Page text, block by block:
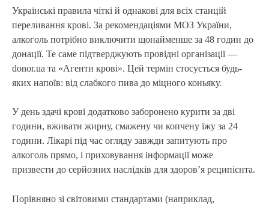
Українські правила чіткі й однакові для всіх станцій
переливання крові. За рекомендаціями МОЗ України,
алкоголь потрібно виключити щонайменше за 48 годин до
донації. Те саме підтверджують провідні організації —
donor.ua та «Агенти крові». Цей термін стосується будь-
яких напоїв: від слабкого пива до міцного коньяку.
У день здачі крові додатково заборонено курити за дві
години, вживати жирну, смажену чи копчену їжу за 24
години. Лікарі під час огляду завжди запитують про
алкоголь прямо, і приховування інформації може
призвести до серйозних наслідків для здоров’я реципієнта.
Порівняно зі світовими стандартами (наприклад,